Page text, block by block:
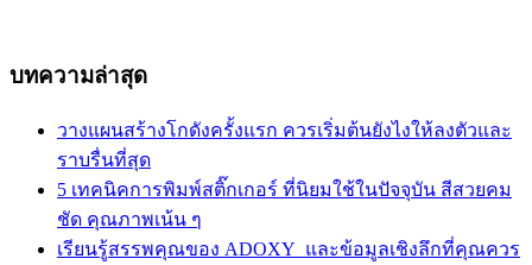
บทความล่าสุด
วางแผนสร้างโกดังครั้งแรก ควรเริ่มต้นยังไงให้ลงตัวและ
ราบรื่นที่สุด
5 เทคนิคการพิมพ์สติ๊กเกอร์ ที่นิยมใช้ในปัจจุบัน สีสวยคม
ชัด คุณภาพเน้น ๆ
เรียนรู้สรรพคุณของ ADOXY และข้อมูลเชิงลึกที่คุณควร